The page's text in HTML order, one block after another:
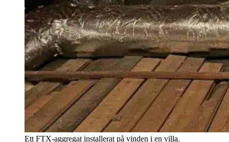
Ett FTX-aggregat installerat på vinden i en villa.